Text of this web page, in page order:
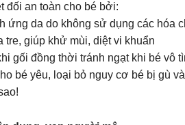
đối an toàn cho bé bởi:
da do không sử dụng các hóa
giúp khử mùi, diệt vi khuẩn
gối đồng thời tránh ngạt khi bé vô
bé yêu, loại bỏ nguy cơ bé bị gù